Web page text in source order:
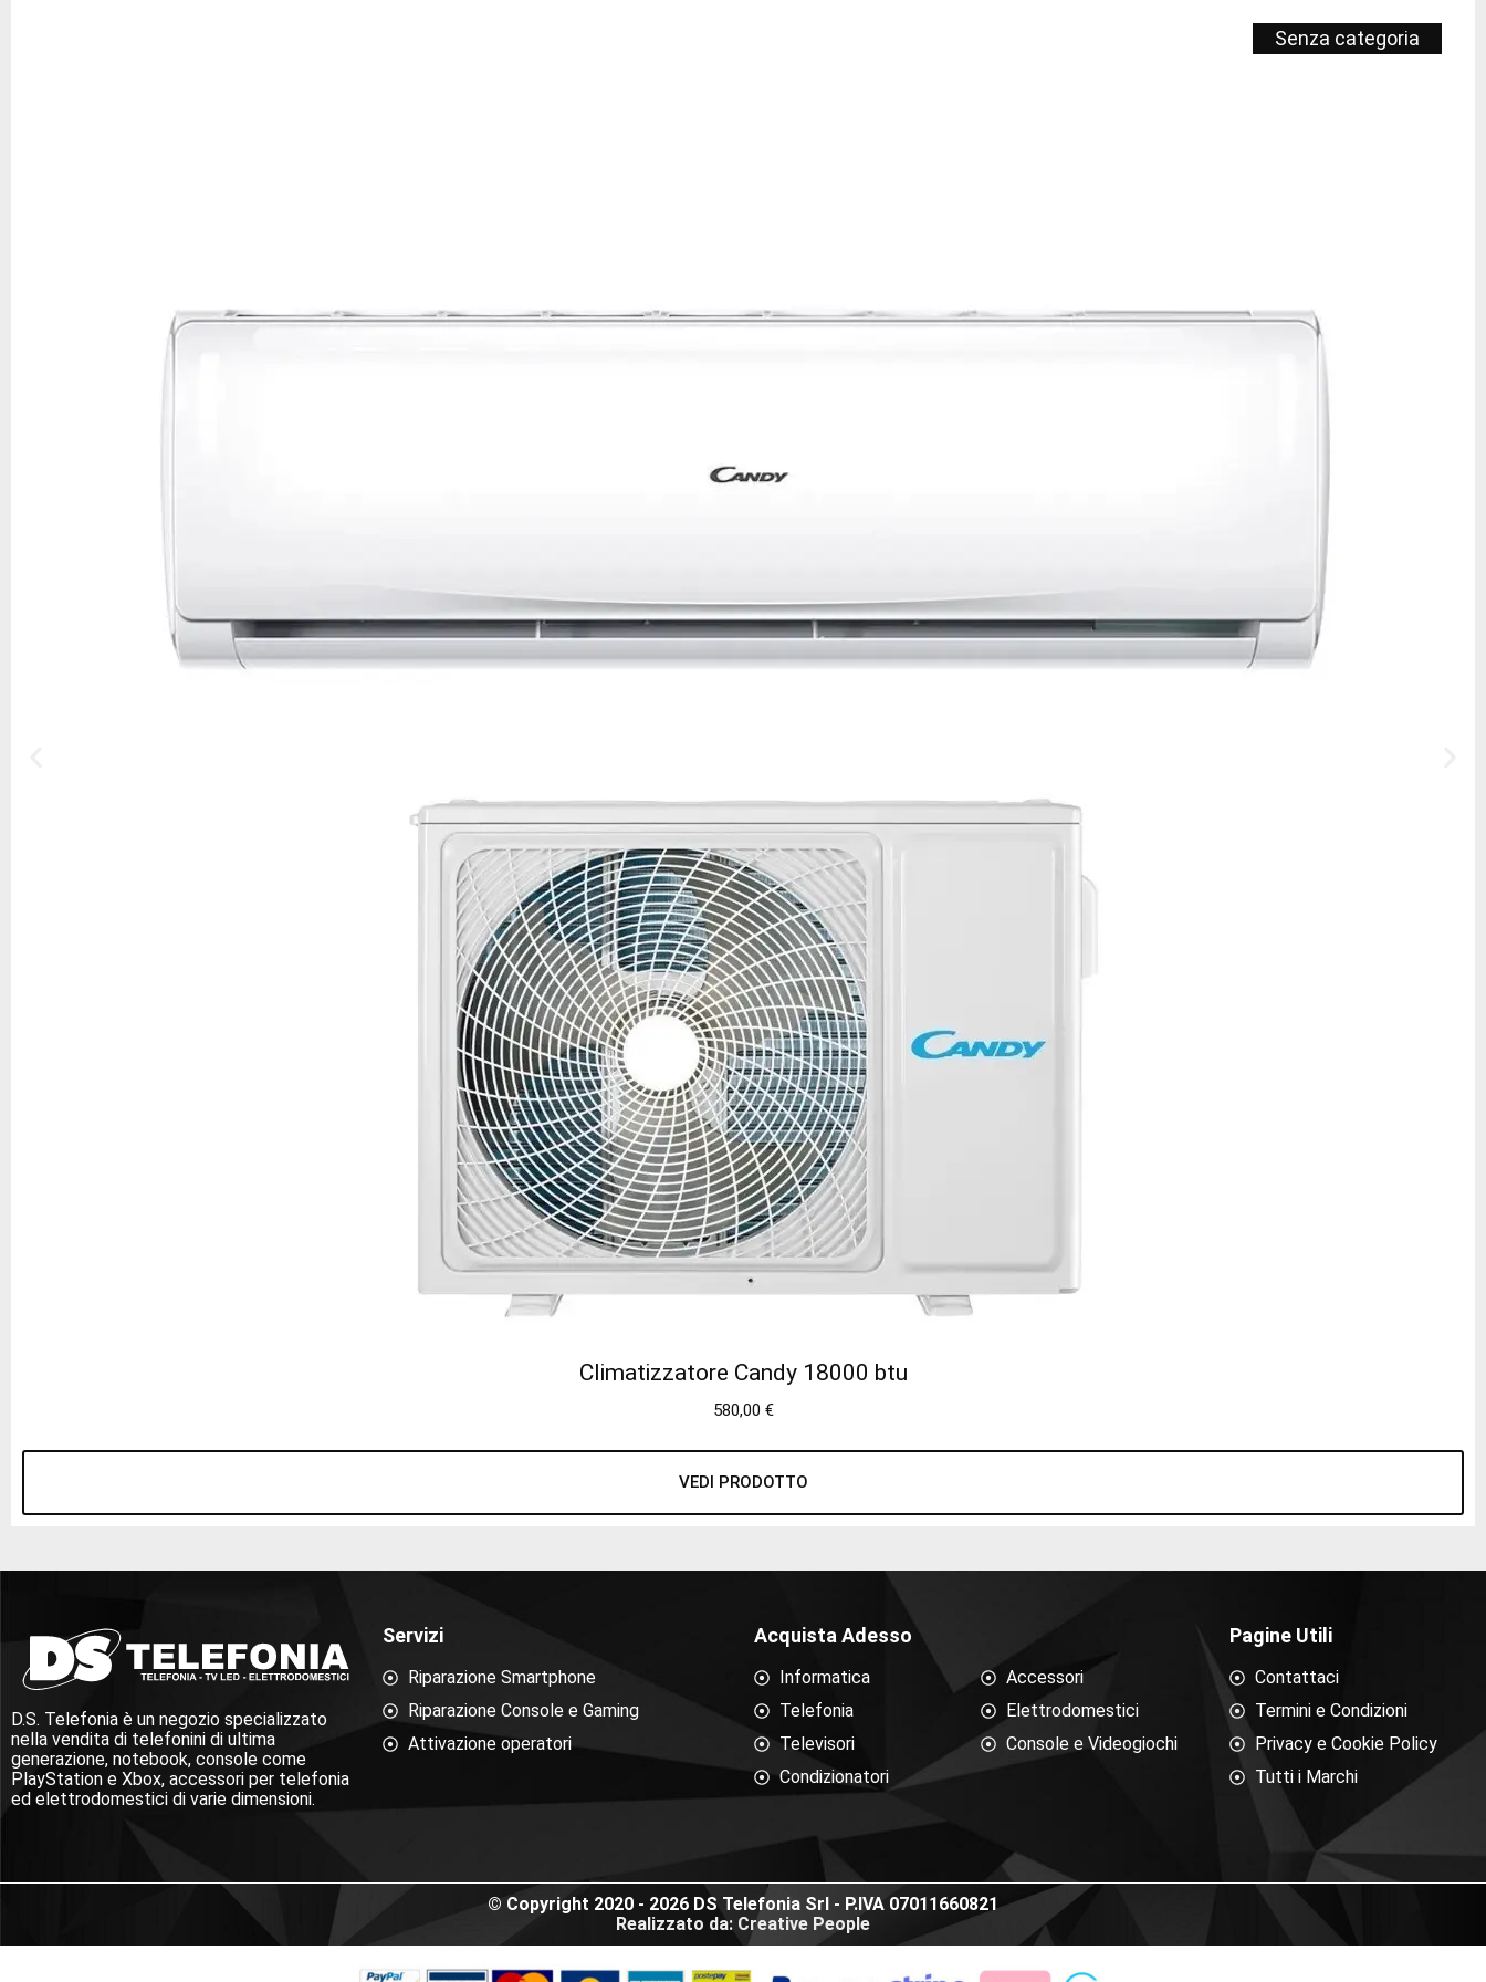
Senza categoria
Climatizzatore Candy 18000 btu
580,00 €
VEDI PRODOTTO
D.S. Telefonia è un negozio specializzato
nella vendita di telefonini di ultima
generazione, notebook, console come
PlayStation e Xbox, accessori per telefonia
ed elettrodomestici di varie dimensioni.
Servizi
Riparazione Smartphone
Riparazione Console e Gaming
Attivazione operatori
Acquista Adesso
Informatica
Telefonia
Televisori
Condizionatori
Accessori
Elettrodomestici
Console e Videogiochi
Pagine Utili
Contattaci
Termini e Condizioni
Privacy e Cookie Policy
Tutti i Marchi
© Copyright 2020 - 2026 DS Telefonia Srl - P.IVA 07011660821
Realizzato da: Creative People